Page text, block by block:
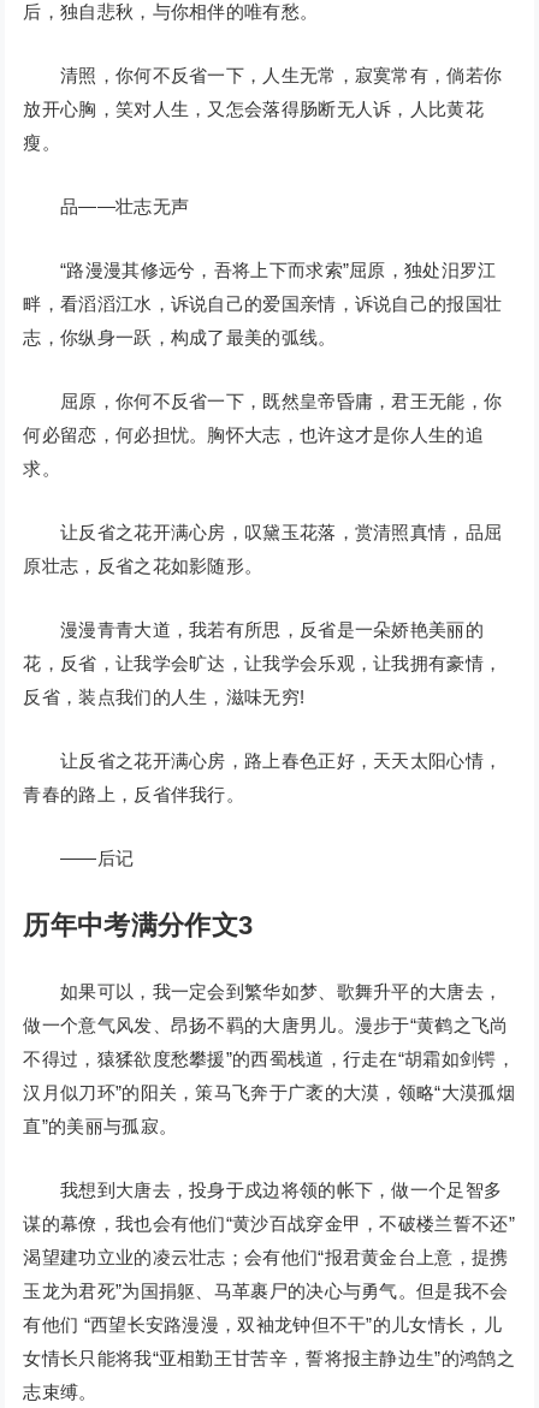
后，独自悲秋，与你相伴的唯有愁。
清照，你何不反省一下，人生无常，寂寞常有，倘若你
放开心胸，笑对人生，又怎会落得肠断无人诉，人比黄花
瘦。
品——壮志无声
“路漫漫其修远兮，吾将上下而求索”屈原，独处汨罗江
畔，看滔滔江水，诉说自己的爱国亲情，诉说自己的报国壮
志，你纵身一跃，构成了最美的弧线。
屈原，你何不反省一下，既然皇帝昏庸，君王无能，你
何必留恋，何必担忧。胸怀大志，也许这才是你人生的追
求。
让反省之花开满心房，叹黛玉花落，赏清照真情，品屈
原壮志，反省之花如影随形。
漫漫青青大道，我若有所思，反省是一朵娇艳美丽的
花，反省，让我学会旷达，让我学会乐观，让我拥有豪情，
反省，装点我们的人生，滋味无穷!
让反省之花开满心房，路上春色正好，天天太阳心情，
青春的路上，反省伴我行。
——后记
历年中考满分作文3
如果可以，我一定会到繁华如梦、歌舞升平的大唐去，
做一个意气风发、昂扬不羁的大唐男儿。漫步于“黄鹤之飞尚
不得过，猿猱欲度愁攀援”的西蜀栈道，行走在“胡霜如剑锷，
汉月似刀环”的阳关，策马飞奔于广袤的大漠，领略“大漠孤烟
直”的美丽与孤寂。
我想到大唐去，投身于戍边将领的帐下，做一个足智多
谋的幕僚，我也会有他们“黄沙百战穿金甲，不破楼兰誓不还”
渴望建功立业的凌云壮志；会有他们“报君黄金台上意，提携
玉龙为君死”为国捐躯、马革裹尸的决心与勇气。但是我不会
有他们 “西望长安路漫漫，双袖龙钟但不干”的儿女情长，儿
女情长只能将我“亚相勤王甘苦辛，誓将报主静边生”的鸿鹄之
志束缚。